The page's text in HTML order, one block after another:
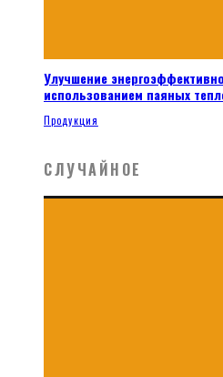
Улучшение
использованием паяных
Продукция
СЛУЧАЙНОЕ